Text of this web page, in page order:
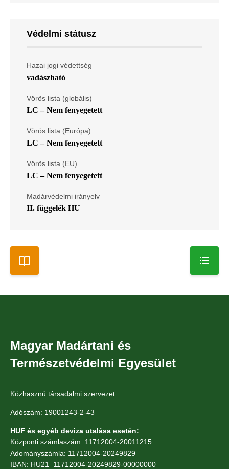
Védelmi státusz
Hazai jogi védettség
vadászható
Vörös lista (globális)
LC – Nem fenyegetett
Vörös lista (Európa)
LC – Nem fenyegetett
Vörös lista (EU)
LC – Nem fenyegetett
Madárvédelmi irányelv
II. függelék HU
Magyar Madártani és
Természetvédelmi Egyesület
Közhasznú társadalmi szervezet
Adószám: 19001243-2-43
HUF és egyéb deviza utalása esetén:
Központi számlaszám: 11712004-20011215
Adományszámla: 11712004-20249829
IBAN: HU21 11712004-20249829-00000000